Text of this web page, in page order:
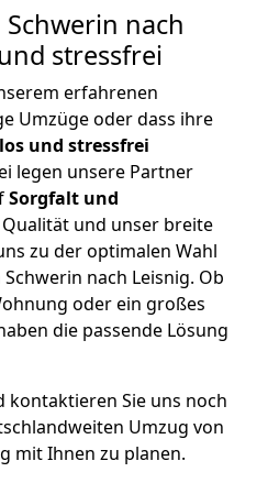
Schwerin nach
stressfrei
erfahrenen
Umzüge oder dass ihre
und stressfrei
legen unsere Partner
Sorgfalt und
Qualität und unser breite
zu der optimalen Wahl
nach Leisnig. Ob
oder ein großes
die passende Lösung
kontaktieren Sie uns noch
Umzug von
mit Ihnen zu planen.